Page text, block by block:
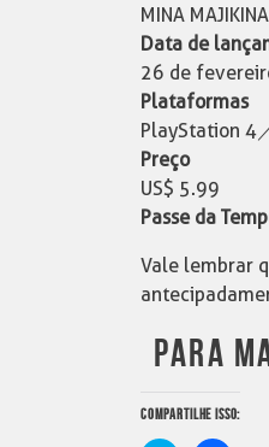
MINA MAJIKINA
Data de
26 de
Plataformas
PlayStation 4
Preço
US$ 5.99
Passe da
Vale lembrar
PARA
COMPARTILHE ISSO: